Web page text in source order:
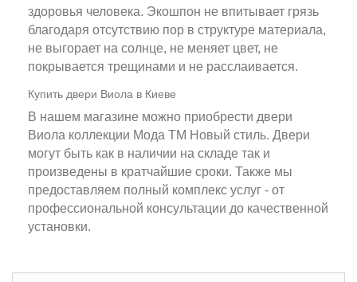
здоровья человека. Экошпон не впитывает грязь
благодаря отсутствию пор в структуре материала,
не выгорает на солнце, не меняет цвет, не
покрывается трещинами и не расслаивается.
Купить двери Виола в Киеве
В нашем магазине можно приобрести двери
Виола коллекции Мода ТМ Новый стиль. Двери
могут быть как в наличии на складе так и
произведены в кратчайшие сроки. Также мы
предоставляем полный комплекс услуг - от
профессиональной консультации до качественной
установки.